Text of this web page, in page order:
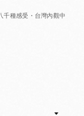
千種感受・台灣內觀中